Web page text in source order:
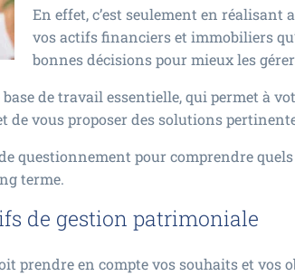
En effet, c’est seulement en réalisant
vos actifs financiers et immobiliers
bonnes décisions pour mieux les
de travail essentielle, qui permet à
de vous proposer des solutions
questionnement pour comprendre
terme.
de gestion patrimoniale
prendre en compte vos souhaits et vos